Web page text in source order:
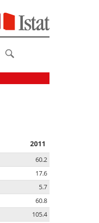
2011
60.2
17.6
5.7
60.8
105.4